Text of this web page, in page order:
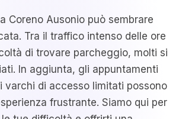
Coreno Ausonio può sembrare
Tra il traffico intenso delle ore
di trovare parcheggio, molti si
In aggiunta, gli appuntamenti
varchi di accesso limitati possono
frustrante. Siamo qui per